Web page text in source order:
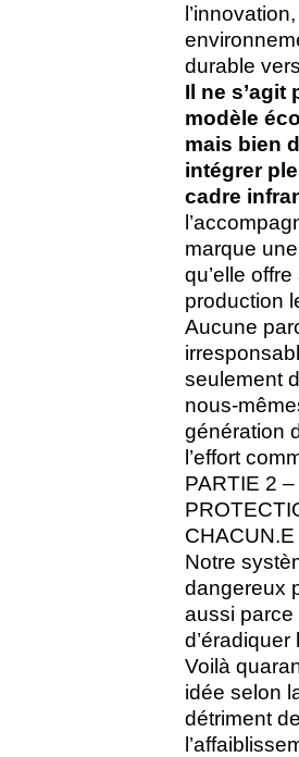
durable
Il ne s’agit
modèle
mais bien
intégrer
cadre
marque
qu’elle
production
Aucune
seulement
nous-
génération
l’effort
PARTIE 2
CHACUN.E
Notre
dangereux
aussi parce
Voilà
idée selon
détriment